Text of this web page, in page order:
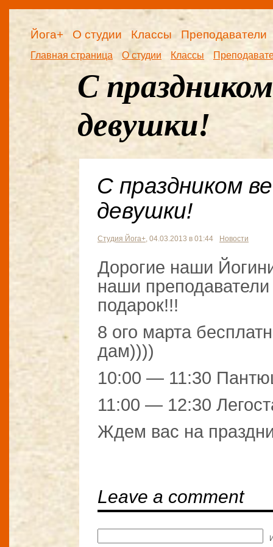
Йога+ О студии Классы Преподаватели
Главная страница О студии Классы
С
девушки!
С праздником
девушки!
Студия Йога+ , 04.03.2013 в 01:44 Новости
Дорогие наши
наши
подарок!!!
8 ого марта
дам))))
10:00 — 11:30
11:00 — 12:30
Ждем вас на
Leave a comment